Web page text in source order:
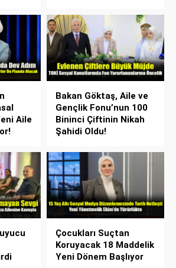
Aile
Bakan Göktaş, Aile ve
Gençlik Fonu’nun 100
Bininci Çiftinin Nikah
Şahidi Oldu!
Çocukları Suçtan
Koruyacak 18 Maddelik
Yeni Dönem Başlıyor